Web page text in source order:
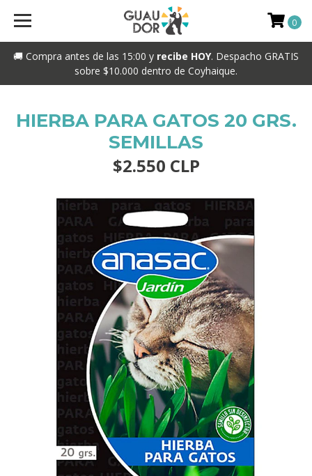
🚚 Compra antes de las 15:00 y recibe HOY. Despacho GRATIS
sobre $10.000 dentro de Coyhaique.
0
HIERBA PARA GATOS 20 GRS.
SEMILLAS
$2.550 CLP